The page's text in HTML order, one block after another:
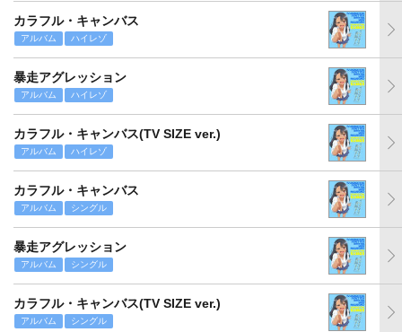
カラフル・キャンバス
アルバム ハイレゾ
暴走アグレッション
アルバム ハイレゾ
カラフル・キャンバス(TV SIZE ver.)
アルバム ハイレゾ
カラフル・キャンバス
アルバム シングル
暴走アグレッション
アルバム シングル
カラフル・キャンバス(TV SIZE ver.)
アルバム シングル